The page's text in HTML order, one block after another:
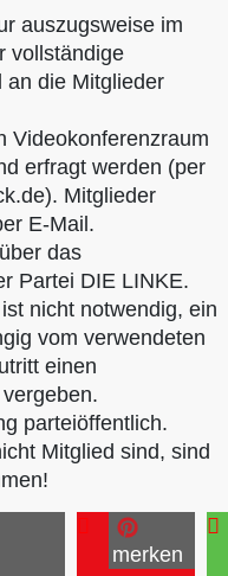
auszugsweise im
vollständige
an die Mitglieder
Videokonferenzraum
erfragt werden (per
Mitglieder
E-Mail.
das
Partei DIE LINKE.
nicht notwendig, ein
vom verwendeten
einen
parteiöffentlich.
Mitglied sind, sind
merken